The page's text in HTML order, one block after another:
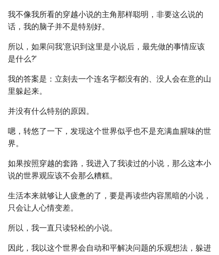
我不像我所看的穿越小说的主角那样聪明，非要这么说的
话，我的脑子并不是特别好。
所以，如果问我‘意识到这里是小说后，最先做的事情应该
是什么?’
我的答案是：立刻去一个连名字都没有的、没人会在意的山
里躲起来。
并没有什么特别的原因。
嗯，转悠了一下，发现这个世界似乎也不是充满血腥味的世
界。
如果按照穿越的套路，我进入了我读过的小说，那么这本小
说的世界观应该不会那么糟糕。
生活本来就够让人疲惫的了，要是再读些内容黑暗的小说，
只会让人心情变差。
所以，我一直只读轻松的小说。
因此，我以这个世界会自动和平解决问题的乐观想法，躲进